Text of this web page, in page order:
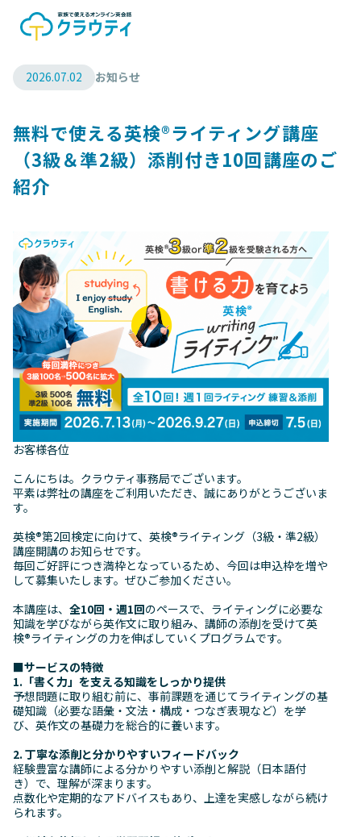
2026.07.02 お知らせ
無料で使える英検®ライティング講座
（3級＆準2級）添削付き10回講座のご
紹介
お客様各位
こんにちは。クラウティ事務局でございます。
平素は弊社の講座をご利用いただき、誠にありがとうございま
す。
英検®第2回検定に向けて、英検®ライティング（3級・準2級）
講座開講のお知らせです。
毎回ご好評につき満枠となっているため、今回は申込枠を増や
して募集いたします。ぜひご参加ください。
本講座は、 全10回・週1回のペースで、ライティングに必要な
知識を学びながら英作文に取り組み、講師の添削を受けて英
検®ライティングの力を伸ばしていくプログラムです。
■サービスの特徴
1.「書く力」を支える知識をしっかり提供
予想問題に取り組む前に、事前課題を通じてライティングの基
礎知識（必要な語彙・文法・構成・つなぎ表現など）を学
び、英作文の基礎力を総合的に養います。
2. 丁寧な添削と分かりやすいフィードバック
経験豊富な講師による分かりやすい添削と解説（日本語付
き）で、理解が深まります。
点数化や定期的なアドバイスもあり、上達を実感しながら続け
られます。